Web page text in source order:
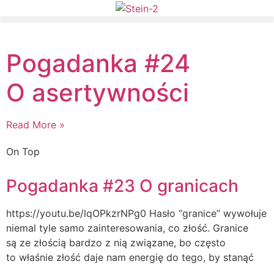
Pogadanka #24
O asertywności
Read More »
On Top
Pogadanka #23 O granicach
https://youtu.be/lqOPkzrNPg0 Hasło “granice” wywołuje
niemal tyle samo zainteresowania, co złość. Granice
są ze złością bardzo z nią związane, bo często
to właśnie złość daje nam energię do tego, by stanąć